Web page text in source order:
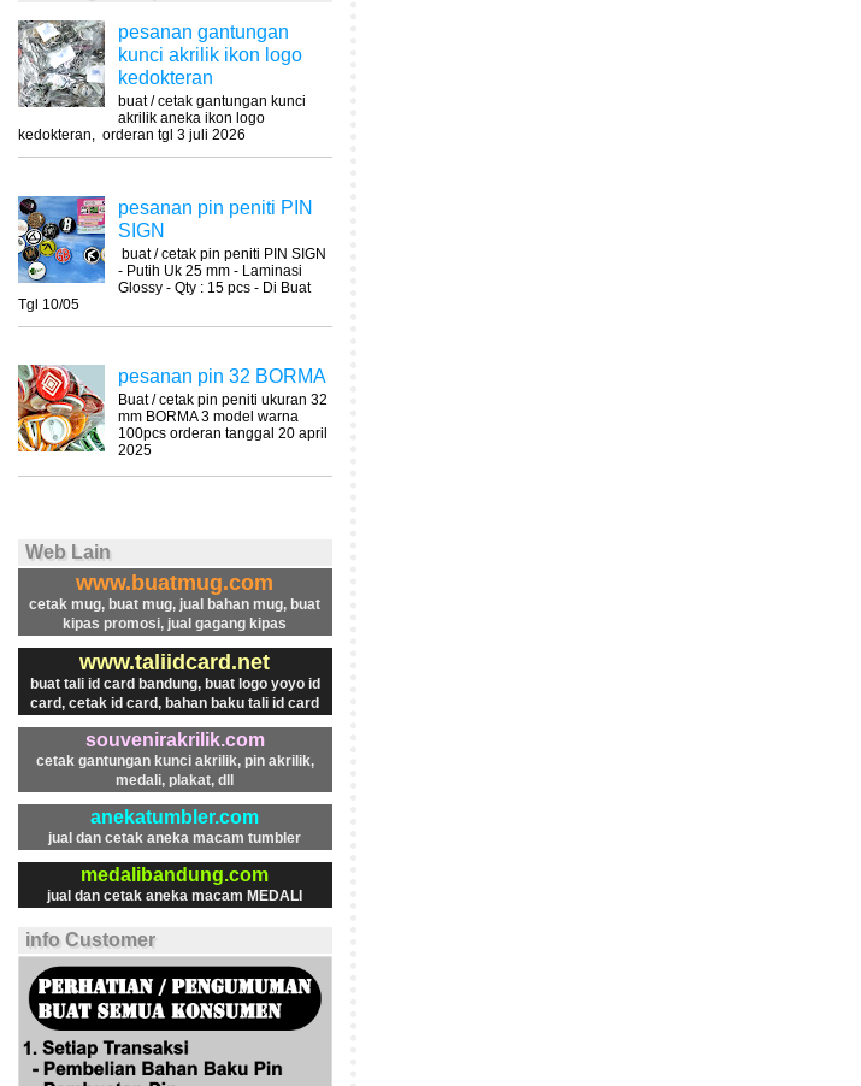
pesanan gantungan
kunci akrilik ikon logo
kedokteran
buat / cetak gantungan kunci
akrilik aneka ikon logo
kedokteran, orderan tgl 3 juli 2026
pesanan pin peniti PIN
SIGN
buat / cetak pin peniti PIN SIGN
- Putih Uk 25 mm - Laminasi
Glossy - Qty : 15 pcs - Di Buat
Tgl 10/05
pesanan pin 32 BORMA
Buat / cetak pin peniti ukuran 32
mm BORMA 3 model warna
100pcs orderan tanggal 20 april
2025
Web Lain
www.buatmug.com
cetak mug, buat mug, jual bahan mug, buat
kipas promosi, jual gagang kipas
www.taliidcard.net
buat tali id card bandung, buat logo yoyo id
card, cetak id card, bahan baku tali id card
souvenirakrilik.com
cetak gantungan kunci akrilik, pin akrilik,
medali, plakat, dll
anekatumbler.com
jual dan cetak aneka macam tumbler
medalibandung.com
jual dan cetak aneka macam MEDALI
info Customer